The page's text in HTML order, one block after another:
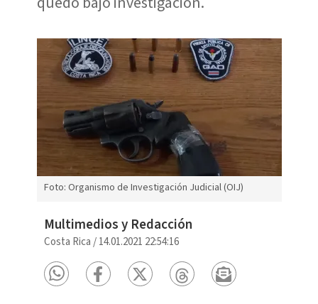
Foto: Organismo de Investigación Judicial (OIJ)
Multimedios y Redacción
Costa Rica /14.01.2021 22:54:16